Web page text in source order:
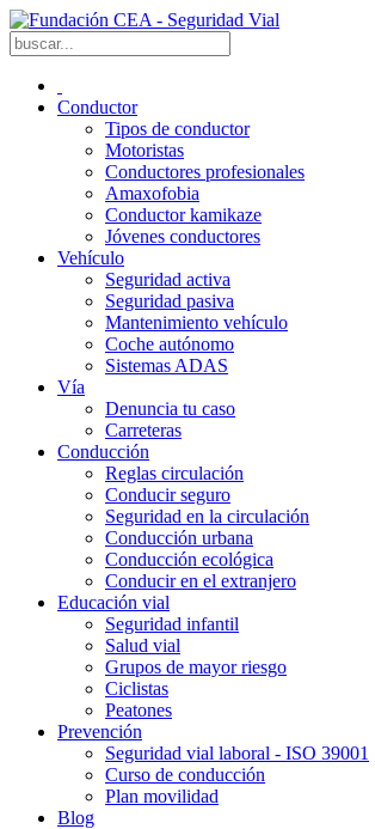
Conductor
Tipos de conductor
Motoristas
Conductores profesionales
Amaxofobia
Conductor kamikaze
Jóvenes conductores
Vehículo
Seguridad activa
Seguridad pasiva
Mantenimiento vehículo
Coche autónomo
Sistemas ADAS
Vía
Denuncia tu caso
Carreteras
Conducción
Reglas circulación
Conducir seguro
Seguridad en la circulación
Conducción urbana
Conducción ecológica
Conducir en el extranjero
Educación vial
Seguridad infantil
Salud vial
Grupos de mayor riesgo
Ciclistas
Peatones
Prevención
Seguridad vial laboral - ISO 39001
Curso de conducción
Plan movilidad
Blog